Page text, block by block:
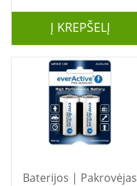
LR1130, 10 x G13 /
LR1154
Į KREPŠELĮ
Baterijos | Pakrovėjas